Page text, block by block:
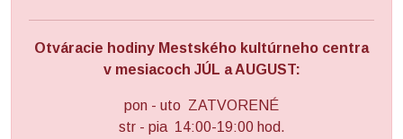
Otváracie hodiny Mestského kultúrneho centra
v mesiacoch JÚL a AUGUST:
pon - uto ZATVORENÉ
str - pia 14:00-19:00 hod.